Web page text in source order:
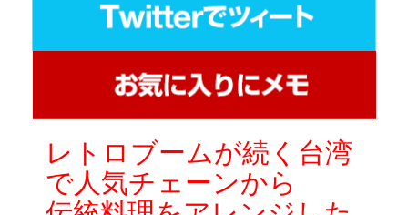
レトロブームが続く台湾
で人気チェーンから